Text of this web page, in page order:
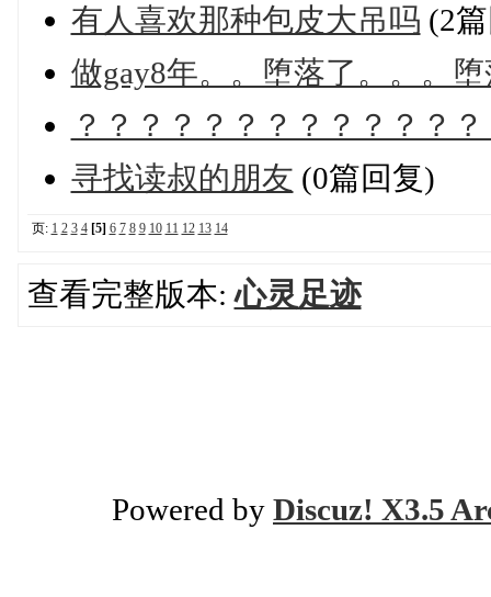
有人喜欢那种包皮大吊吗 (2
做gay8年。。堕落了。。。
？？？？？？？？？？？？
寻找读叔的朋友 (0篇回复)
页: 1 2 3 4 [5] 6 7 8 9 10 11 12 13 14
查看完整版本:心灵足迹
Powered by Discuz! X3.5